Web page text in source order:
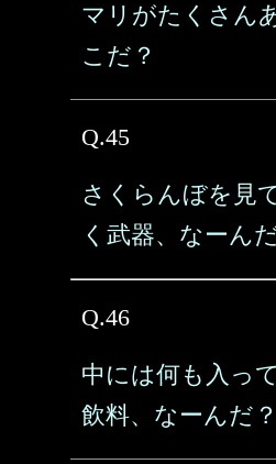
マリがたくさん
こだ？
Q.45
さくらんぼを見
く武器、なーん
Q.46
中には何も入っ
飲料、なーんだ？